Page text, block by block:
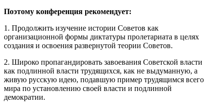
Поэтому конференция рекомендует:
1. Продолжить изучение истории Советов как
организационной формы диктатуры пролетариата в целях
создания и освоения развернутой теории Советов.
2. Широко пропагандировать завоевания Советской власти
как подлинной власти трудящихся, как не выдуманную, а
живую русскую идею, подавшую пример трудящимся всего
мира по установлению своей власти и подлинной
демократии.